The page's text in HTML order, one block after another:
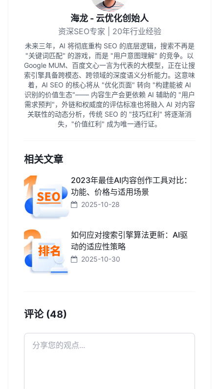
海龙 - 云优化创始人
资深SEO专家 | 20年行业经验
未来三年，AI 将彻底重构 SEO 的底层逻辑，搜索不再是
"关键词匹配" 的游戏，而是 "用户意图理解" 的竞争。以
Google MUM、百度文心一言为代表的大模型，正在让搜
索引擎具备跨模态、跨领域的深度语义分析能力。这意味
着，AI SEO 的核心将从 "优化页面" 转向 "构建能被 AI
识别的价值生态"—— 内容生产会更依赖 AI 辅助的 "用户
需求预判"，外链和权威度的评估标准也将融入 AI 对内容
关联性的动态分析，传统 SEO 的 "技巧红利" 将逐渐消
失，"价值红利" 成为唯一通行证。
相关文章
2023年最佳AI内容创作工具对比：
功能、价格与适用场景
2025-10-28
如何应对搜索引擎算法更新：AI驱
动的适应性策略
2025-10-30
评论 (48)